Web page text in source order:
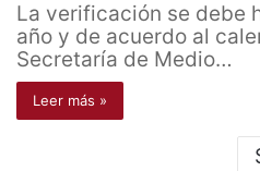
La verificación se debe
año y de acuerdo al
Secretaría de Medio…
Leer más »